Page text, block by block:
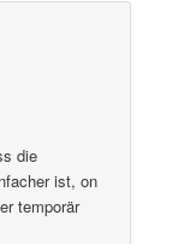
die
ist, on
temporär